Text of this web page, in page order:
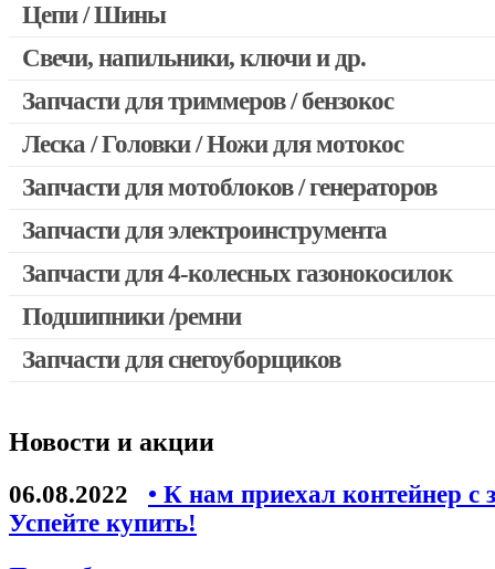
Цепи / Шины
Свечи, напильники, ключи и др.
Запчасти для триммеров / бензокос
Запчасти для Китайских триммеров
Запчасти для мотокос Stihl / Husqvarna / Oleo-mac / Echo и
Леска / Головки / Ножи для мотокос
Запчасти для мотоблоков / генераторов
Запчасти для электроинструмента
Двигатели, редукторы для шуруповертов
Выключатели, переключатели
Запчасти для УШМ (болгарок)
Запчасти для электроинструмента другие
Запчасти для компрессоров
Конденсаторы
Запчасти для 4-колесных газонокосилок
Подшипники /ремни
Запчасти для снегоуборщиков
Новости и акции
06.08.2022
• К нам приехал контейнер с
Успейте купить!